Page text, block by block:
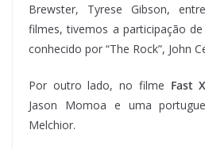
Brewster, Tyrese Gibson,
filmes, tivemos a participação
conhecido por “The Rock”, John
Por outro lado, no filme Fast X
Jason Momoa e uma
Melchior.